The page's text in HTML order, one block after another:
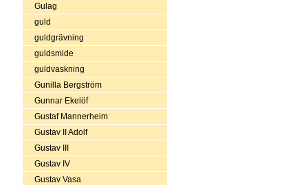
Gulag
guld
guldgrävning
guldsmide
guldvaskning
Gunilla Bergström
Gunnar Ekelöf
Gustaf Mannerheim
Gustav II Adolf
Gustav III
Gustav IV
Gustav Vasa